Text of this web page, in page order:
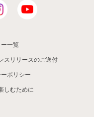
一覧
スリリースのご送付
ポリシー
しむために